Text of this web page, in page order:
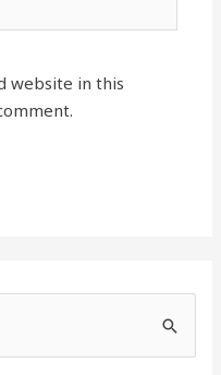
website in this